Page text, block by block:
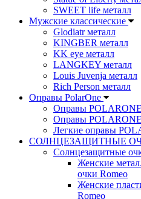
SWEET life металл
Мужские классические
Glodiatr металл
KINGBER металл
KK eye металл
LANGKEY металл
Louis Juvenja металл
Rich Person металл
Оправы PolarOne
Оправы
Оправы POLARONE
Легкие оправы
СОЛНЦЕЗАЩИТНЫЕ
Солнцезащитные
Женские
очки Romeo
Женские
Romeo